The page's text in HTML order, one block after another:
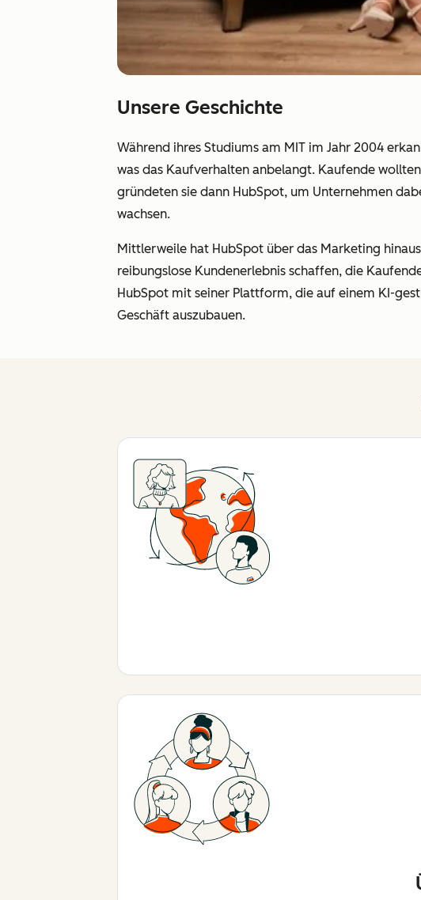
Unsere Geschichte
Während ihres Studiums am MIT im Jahr 2004
was das Kaufverhalten anbelangt. Kaufende
gründeten sie dann HubSpot, um Unternehmen
wachsen.
Mittlerweile hat HubSpot über das Marketing
reibungslose Kundenerlebnis schaffen, die
HubSpot mit seiner Plattform, die auf einem KI-
Geschäft auszubauen.